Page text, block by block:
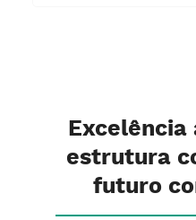
Excelência
estrutura
futuro